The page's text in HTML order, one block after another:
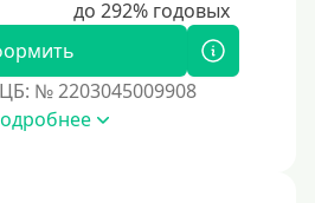
№ 2203045009908